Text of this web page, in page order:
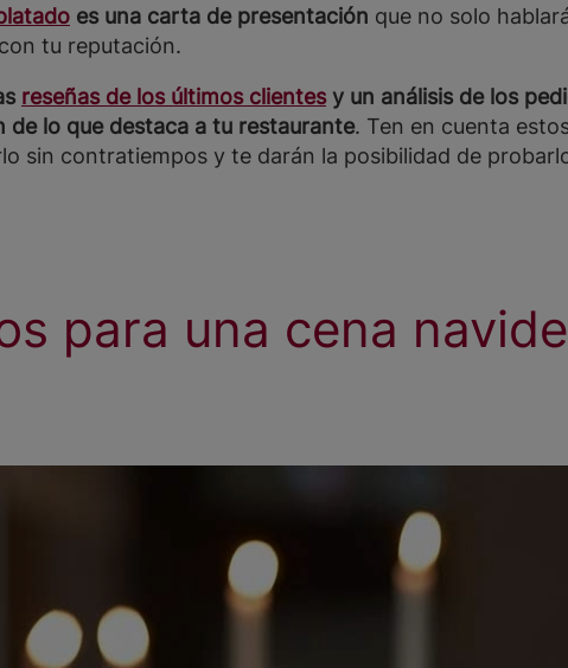
es una carta de presentación que no solo
tu reputación.
reseñas de los últimos clientesy un análisis de los
de lo que destaca a tu restaurante. Ten en cuenta
sin contratiempos y te darán la posibilidad de
para una cena